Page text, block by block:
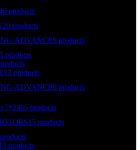
products
20 products
ADVANCE9 products
5 products
12 products
ADVANCE8 products
7*2465 products
15 products
products